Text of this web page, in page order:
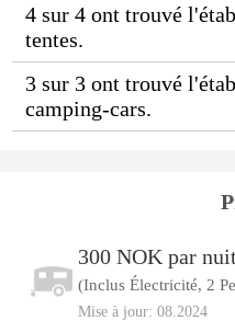
4 sur 4 ont trouvé
tentes.
3 sur 3 ont trouvé
camping-cars.
300 NOK par
(Inclus Électricité, 2
Mise à jour: 08.2024